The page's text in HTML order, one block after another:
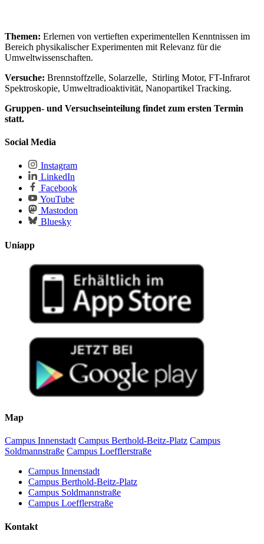
Themen: Erlernen von vertieften experimentellen Kenntnissen im
Bereich physikalischer Experimenten mit Relevanz für die
Umweltwissenschaften.
Versuche: Brennstoffzelle, Solarzelle, Stirling Motor, FT-Infrarot
Spektroskopie, Umweltradioaktivität, Nanopartikel Tracking.
Gruppen- und Versuchseinteilung findet zum ersten Termin
statt.
Social Media
Instagram
LinkedIn
Facebook
YouTube
Mastodon
Bluesky
Uniapp
Map
Campus Innenstadt Campus Berthold-Beitz-Platz Campus
Soldmannstraße Campus Loefflerstraße
Campus Innenstadt
Campus Berthold-Beitz-Platz
Campus Soldmannstraße
Campus Loefflerstraße
Kontakt